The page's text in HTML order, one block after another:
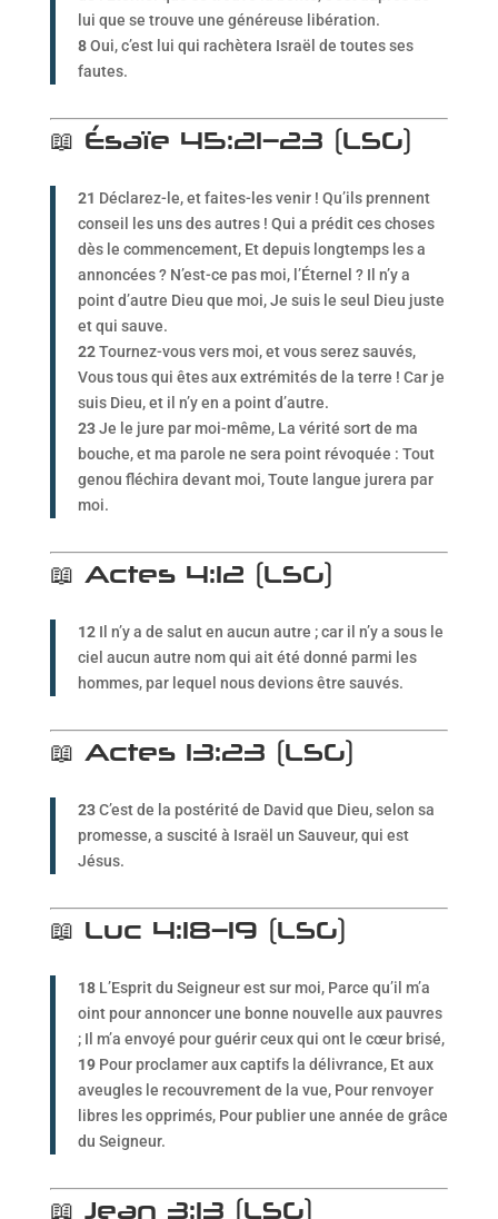
lui que se trouve une généreuse libération.
8Oui, c’est lui qui rachètera Israël de toutes ses
fautes.
📖 Ésaïe 45:21–23 (LSG)
21 Déclarez-le, et faites-les venir ! Qu’ils prennent
conseil les uns des autres ! Qui a prédit ces choses
dès le commencement, Et depuis longtemps les a
annoncées ? N’est-ce pas moi, l’Éternel ? Il n’y a
point d’autre Dieu que moi, Je suis le seul Dieu juste
et qui sauve.
22Tournez-vous vers moi, et vous serez sauvés,
Vous tous qui êtes aux extrémités de la terre ! Car je
suis Dieu, et il n’y en a point d’autre.
23Je le jure par moi-même, La vérité sort de ma
bouche, et ma parole ne sera point révoquée : Tout
genou fléchira devant moi, Toute langue jurera par
moi.
📖 Actes 4:12 (LSG)
12Il n’y a de salut en aucun autre ; car il n’y a sous le
ciel aucun autre nom qui ait été donné parmi les
hommes, par lequel nous devions être sauvés.
📖 Actes 13:23 (LSG)
23C’est de la postérité de David que Dieu, selon sa
promesse, a suscité à Israël un Sauveur, qui est
Jésus.
📖 Luc 4:18–19 (LSG)
18L’Esprit du Seigneur est sur moi, Parce qu’il m’a
oint pour annoncer une bonne nouvelle aux pauvres
; Il m’a envoyé pour guérir ceux qui ont le cœur brisé,
19Pour proclamer aux captifs la délivrance, Et aux
aveugles le recouvrement de la vue, Pour renvoyer
libres les opprimés, Pour publier une année de grâce
du Seigneur.
📖 Jean 3:13 (LSG)